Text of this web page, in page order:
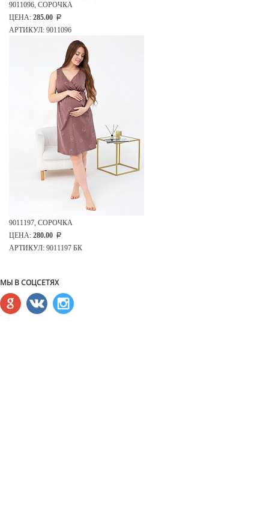
9011096, СОРОЧКА
ЦЕНА: 285.00
АРТИКУЛ: 9011096
9011197, СОРОЧКА
ЦЕНА: 280.00
АРТИКУЛ: 9011197 БК
МЫ В СОЦСЕТЯХ